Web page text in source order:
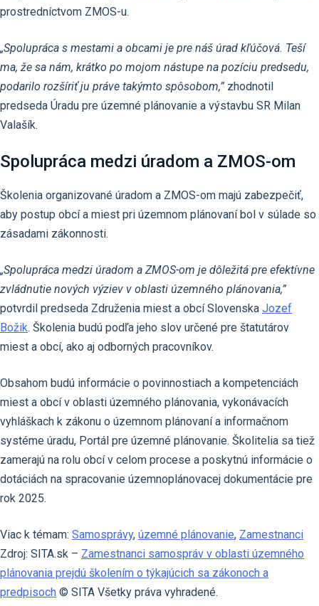
prostredníctvom ZMOS-u.
„Spolupráca s mestami a obcami je pre náš úrad kľúčová. Teší
ma, že sa nám, krátko po mojom nástupe na pozíciu predsedu,
podarilo rozšíriť ju práve takýmto spôsobom,” zhodnotil
predseda Úradu pre územné plánovanie a výstavbu SR Milan
Valašík.
Spolupráca medzi úradom a ZMOS-om
Školenia organizované úradom a ZMOS-om majú zabezpečiť,
aby postup obcí a miest pri územnom plánovaní bol v súlade so
zásadami zákonnosti.
„Spolupráca medzi úradom a ZMOS-om je dôležitá pre efektívne
zvládnutie nových výziev v oblasti územného plánovania,”
potvrdil predseda Združenia miest a obcí Slovenska Jozef
Božik. Školenia budú podľa jeho slov určené pre štatutárov
miest a obcí, ako aj odborných pracovníkov.
Obsahom budú informácie o povinnostiach a kompetenciách
miest a obcí v oblasti územného plánovania, vykonávacích
vyhláškach k zákonu o územnom plánovaní a informačnom
systéme úradu, Portál pre územné plánovanie. Školitelia sa tiež
zamerajú na rolu obcí v celom procese a poskytnú informácie o
dotáciách na spracovanie územnoplánovacej dokumentácie pre
rok 2025.
Viac k témam: Samosprávy, územné plánovanie, Zamestnanci
Zdroj: SITA.sk – Zamestnanci samospráv v oblasti územného
plánovania prejdú školením o týkajúcich sa zákonoch a
predpisoch © SITA Všetky práva vyhradené.